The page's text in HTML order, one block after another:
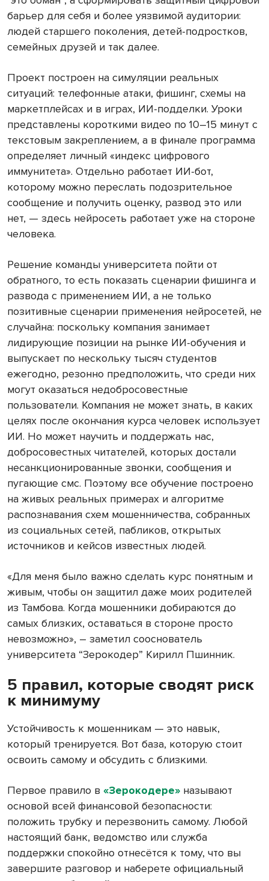
барьер для себя и более уязвимой аудитории:
людей старшего поколения, детей-подростков,
семейных друзей и так далее.
Проект построен на симуляции реальных
ситуаций: телефонные атаки, фишинг, схемы на
маркетплейсах и в играх, ИИ-подделки. Уроки
представлены короткими видео по 10–15 минут с
текстовым закреплением, а в финале программа
определяет личный «индекс цифрового
иммунитета». Отдельно работает ИИ-бот,
которому можно переслать подозрительное
сообщение и получить оценку, развод это или
нет, — здесь нейросеть работает уже на стороне
человека.
Решение команды университета пойти от
обратного, то есть показать сценарии фишинга и
развода с применением ИИ, а не только
позитивные сценарии применения нейросетей, не
случайна: поскольку компания занимает
лидирующие позиции на рынке ИИ-обучения и
выпускает по нескольку тысяч студентов
ежегодно, резонно предположить, что среди них
могут оказаться недобросовестные
пользователи. Компания не может знать, в каких
целях после окончания курса человек использует
ИИ. Но может научить и поддержать нас,
добросовестных читателей, которых достали
несанкционированные звонки, сообщения и
пугающие смс. Поэтому все обучение построено
на живых реальных примерах и алгоритме
распознавания схем мошенничества, собранных
из социальных сетей, пабликов, открытых
источников и кейсов известных людей.
«Для меня было важно сделать курс понятным и
живым, чтобы он защитил даже моих родителей
из Тамбова. Когда мошенники добираются до
самых близких, оставаться в стороне просто
невозможно», – заметил сооснователь
университета “Зерокодер” Кирилл Пшинник.
5 правил, которые сводят риск
к минимуму
Устойчивость к мошенникам — это навык,
который тренируется. Вот база, которую стоит
освоить самому и обсудить с близкими.
Первое правило в «Зерокодере» называют
основой всей финансовой безопасности:
положить трубку и перезвонить самому. Любой
настоящий банк, ведомство или служба
поддержки спокойно отнесётся к тому, что вы
завершите разговор и наберете официальный